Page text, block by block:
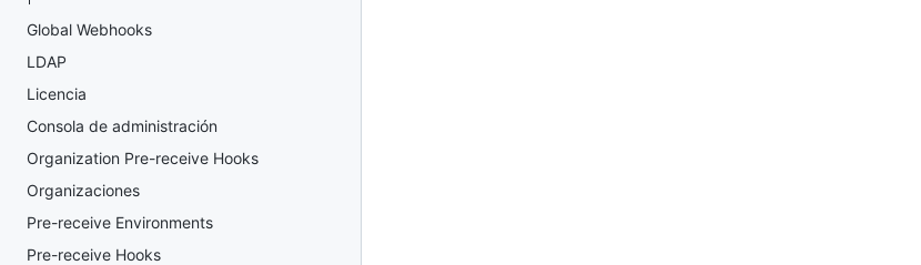
Global Webhooks
LDAP
Licencia
Consola de administración
Organization Pre-receive Hooks
Organizaciones
Pre-receive Environments
Pre-receive Hooks